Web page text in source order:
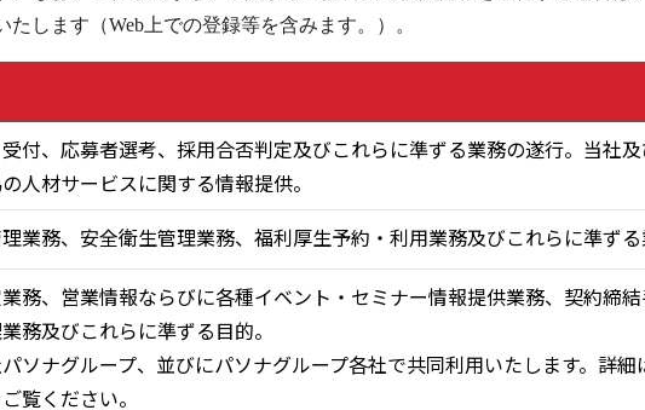
します（Web上での登録等を含みます。）。
付、応募者選考、採用合否判定及びこれらに準ずる業務の遂行。当社
人材サービスに関する情報提供。
業務、安全衛生管理業務、福利厚生予約・利用業務及びこれらに準ずる
務、営業情報ならびに各種イベント・セミナー情報提供業務、契約締
務及びこれらに準ずる目的。
ソナグループ、並びにパソナグループ各社で共同利用いたします。詳細
覧ください。